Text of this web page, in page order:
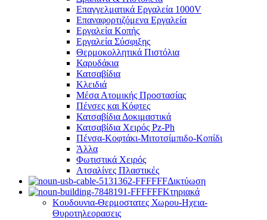
Επαγγελματικά Εργαλεία 1000V
Επαναφορτιζόμενα Εργαλεία
Εργαλεία Κοπής
Εργαλεία Σύσφιξης
Θερμοκολλητικά Πιστόλια
Καρυδάκια
Κατσαβίδια
Κλειδιά
Μέσα Ατομικής Προστασίας
Πένσες και Κόφτες
Κατσαβίδια Δοκιμαστικά
Κατσαβίδια Χειρός Pz-Ph
Πένσα-Κοφτάκι-Μιτοτσίμπιδο-Κοπίδι
Άλλα
Φωτιστικά Χειρός
Ατσαλίνες Πλαστικές
Δικτύωση
Κτηριακά
Κουδουνια-Θερμοστατες Χωρου-Ηχεια-
Θυροτηλεορασεις